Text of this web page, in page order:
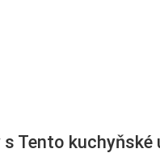
s Tento